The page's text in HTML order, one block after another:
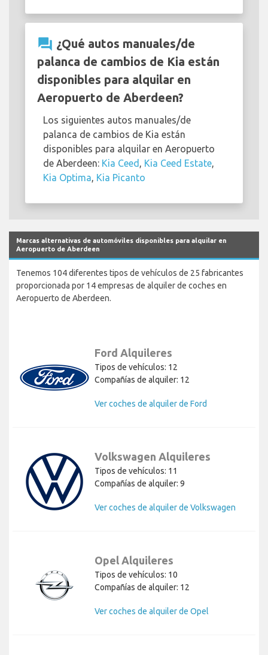
question_answer ¿Qué autos manuales/de
palanca de cambios de Kia están
disponibles para alquilar en
Aeropuerto de Aberdeen?
Los siguientes autos manuales/de
palanca de cambios de Kia están
disponibles para alquilar en Aeropuerto
de Aberdeen: Kia Ceed Kia Ceed Estate
Kia Optima Kia Picanto
Marcas alternativas de automóviles disponibles para alquilar en
Aeropuerto de Aberdeen
Tenemos 104 diferentes tipos de vehículos de 25 fabricantes
proporcionada por 14 empresas de alquiler de coches en
Aeropuerto de Aberdeen.
Ford Alquileres
Tipos de vehículos: 12
Compañías de alquiler: 12
Ver coches de alquiler de Ford
Volkswagen Alquileres
Tipos de vehículos: 11
Compañías de alquiler: 9
Ver coches de alquiler de Volkswagen
Opel Alquileres
Tipos de vehículos: 10
Compañías de alquiler: 12
Ver coches de alquiler de Opel